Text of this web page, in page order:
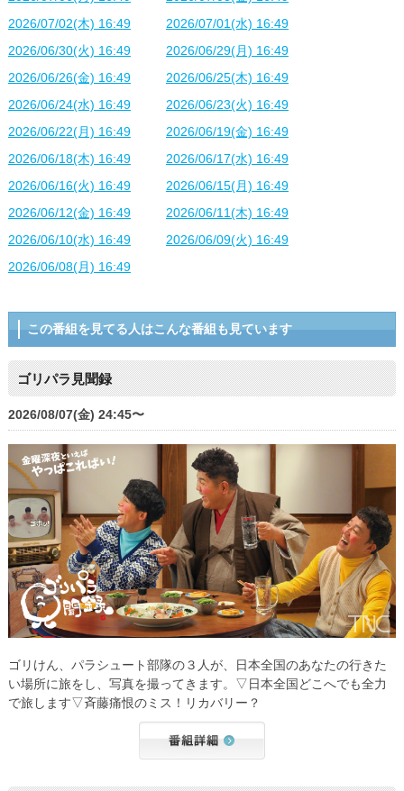
2026/07/02(木) 16:49
2026/07/01(水) 16:49
2026/06/30(火) 16:49
2026/06/29(月) 16:49
2026/06/26(金) 16:49
2026/06/25(木) 16:49
2026/06/24(水) 16:49
2026/06/23(火) 16:49
2026/06/22(月) 16:49
2026/06/19(金) 16:49
2026/06/18(木) 16:49
2026/06/17(水) 16:49
2026/06/16(火) 16:49
2026/06/15(月) 16:49
2026/06/12(金) 16:49
2026/06/11(木) 16:49
2026/06/10(水) 16:49
2026/06/09(火) 16:49
2026/06/08(月) 16:49
この番組を見てる人はこんな番組も見ています
ゴリパラ見聞録
2026/08/07(金) 24:45〜
ゴリけん、パラシュート部隊の３人が、日本全国のあなたの行きた
い場所に旅をし、写真を撮ってきます。▽日本全国どこへでも全力
で旅します▽斉藤痛恨のミス！リカバリー？